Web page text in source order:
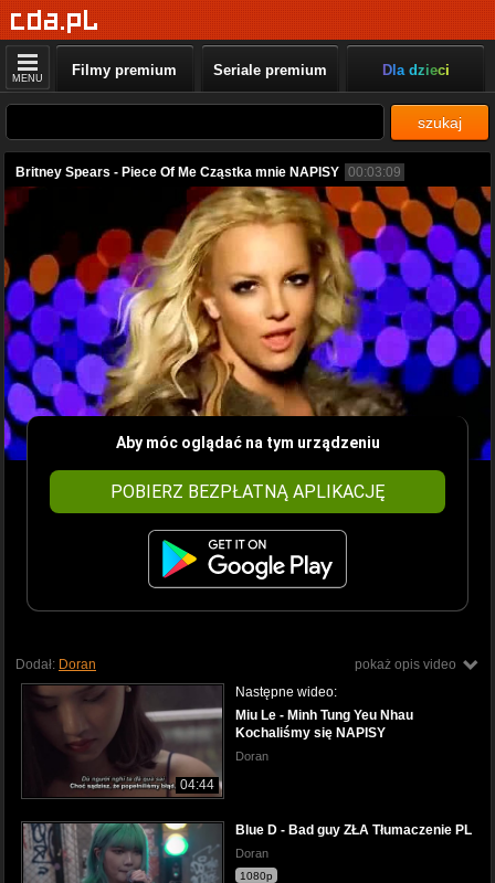
MENU Filmy premium Seriale premium Dla dzieci
szukaj
Britney Spears - Piece Of Me Cząstka mnie NAPISY 00:03:09
Aby móc oglądać na tym urządzeniu
POBIERZ BEZPŁATNĄ APLIKACJĘ
pokaż opis video
Dodał: Doran
04:44
Następne wideo:
Miu Le - Minh Tung Yeu Nhau
Kochaliśmy się NAPISY
Doran
Blue D - Bad guy ZŁA Tłumaczenie PL
Doran
1080p